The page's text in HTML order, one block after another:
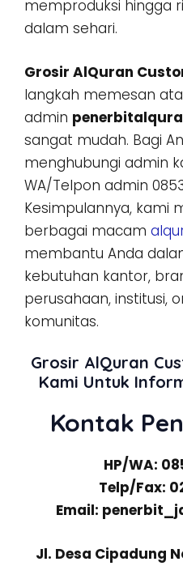
memproduksi hingga
dalam sehari.
Grosir AlQuran
langkah memesan
admin
sangat mudah. Bagi
menghubungi admin
WA/Telpon admin 0853
Kesimpulannya, kami
berbagai macam
membantu Anda
kebutuhan kantor,
perusahaan, institusi,
komunitas.
Grosir AlQuran
Kami Untuk
Kontak
HP/WA:
Telp/Fax:
Email:
Jl. Desa Cipadung